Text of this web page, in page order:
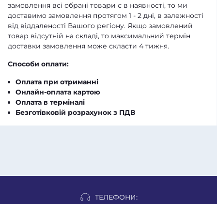
замовлення всі обрані товари є в наявності, то ми
доставимо замовлення протягом 1 - 2 дні, в залежності
від віддаленості Вашого регіону. Якщо замовлений
товар відсутній на складі, то максимальний термін
доставки замовлення може скласти 4 тижня.
Способи оплати:
Оплата при отриманні
Онлайн-оплата картою
Оплата в терміналі
Безготівковій розрахунок з ПДВ
ТЕЛЕФОНИ: